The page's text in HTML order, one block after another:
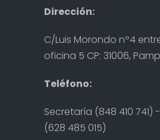
Dirección:
C/Luis Morondo nº4
oficina 5 CP: 31006,
Teléfono:
Secretaría (848 410 741)
(628 485 015)